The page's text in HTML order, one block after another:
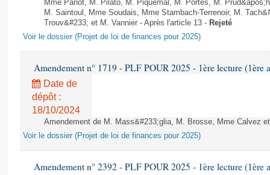
Mme Panot, M. Pilato, M. Piquemal, M. Portes, M.
M. Saintoul, Mme Soudais, Mme Stambach-Terrenoir, M.
Trouv&#233; et M. Vannier - Après l'article 13 - Rejeté
Voir le dossier (Projet de loi de finances pour 2025)
Amendement n° 1719 - PLF POUR 2025 - 1ère lecture (1ère
Date de
dépôt :
18/10/2024
Amendement de M. Mass&#233;glia, M. Brosse, Mme Calvez
Voir le dossier (Projet de loi de finances pour 2025)
Amendement n° 2392 - PLF POUR 2025 - 1ère lecture (1ère